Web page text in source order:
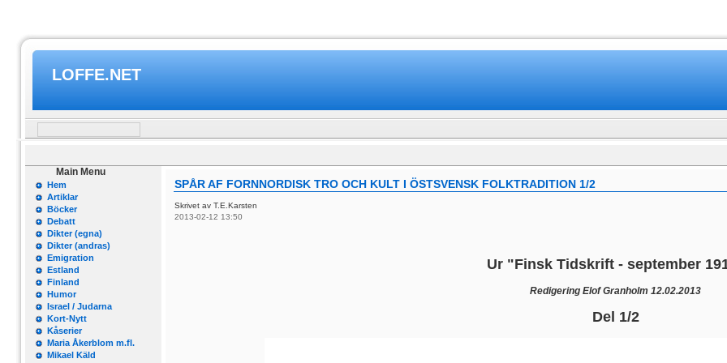
LOFFE.NET
Main Menu
Hem
Artiklar
Böcker
Debatt
Dikter (egna)
Dikter (andras)
Emigration
Estland
Finland
Humor
Israel / Judarna
Kort-Nytt
Kåserier
Maria Åkerblom m.fl.
Mikael Käld
SPÅR AF FORNNORDISK TRO OCH KULT I ÖSTSVENSK FOLKTRADITION 1/2
Skrivet av T.E.Karsten
2013-02-12 13:50
Ur "Finsk Tidskrift - september
Redigering Elof Granholm 12.02.2013
Del 1/2